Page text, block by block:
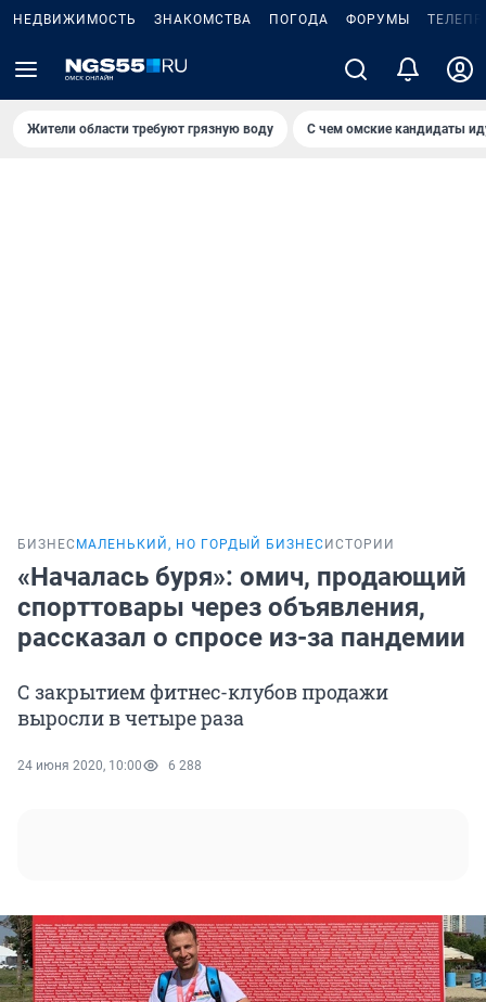
НЕДВИЖИМОСТЬ ЗНАКОМСТВА ПОГОДА ФОРУМЫ
Жители области требуют грязную воду С чем омские кандидаты
БИЗНЕС МАЛЕНЬКИЙ, НО ГОРДЫЙ БИЗНЕС ИСТОРИИ
«Началась буря»: омич, продающий
спорттовары через объявления,
рассказал о спросе из-за пандемии
С закрытием фитнес-клубов продажи
выросли в четыре раза
24 июня 2020, 10:00 6 288